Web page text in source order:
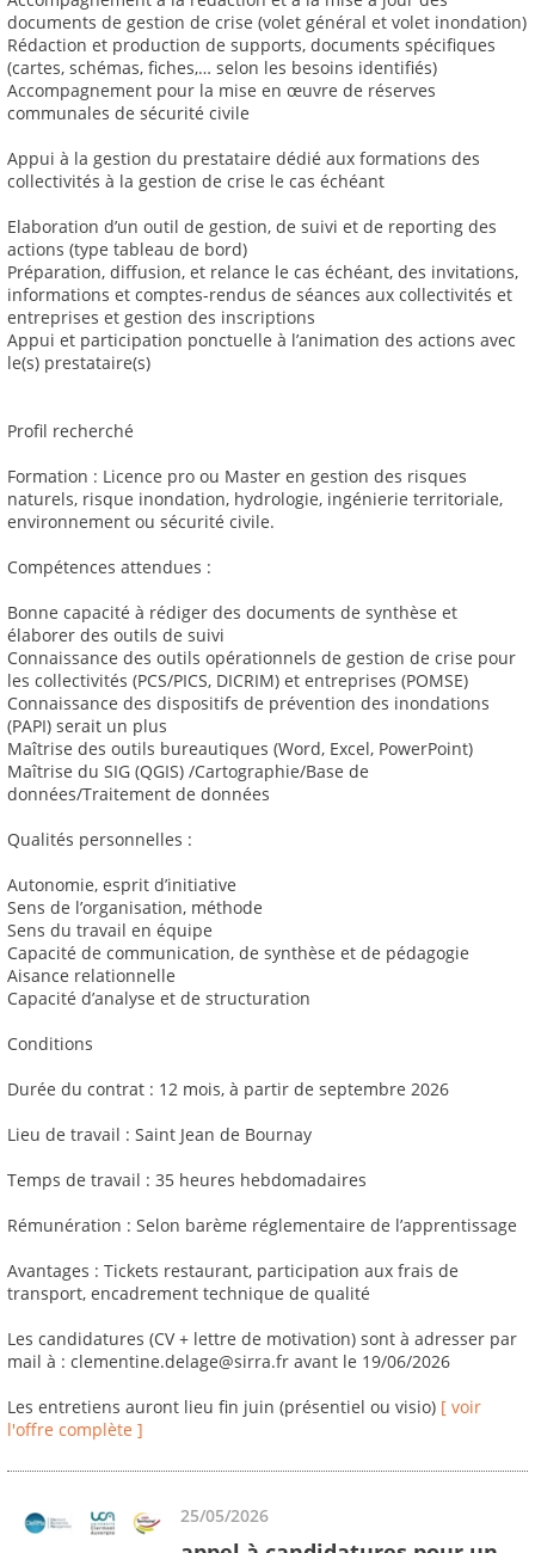
documents de gestion de crise (volet général et volet inondation)
Rédaction et production de supports, documents spécifiques
(cartes, schémas, fiches,… selon les besoins identifiés)
Accompagnement pour la mise en œuvre de réserves
communales de sécurité civile
Appui à la gestion du prestataire dédié aux formations des
collectivités à la gestion de crise le cas échéant
Elaboration d’un outil de gestion, de suivi et de reporting des
actions (type tableau de bord)
Préparation, diffusion, et relance le cas échéant, des invitations,
informations et comptes-rendus de séances aux collectivités et
entreprises et gestion des inscriptions
Appui et participation ponctuelle à l’animation des actions avec
le(s) prestataire(s)
Profil recherché
Formation : Licence pro ou Master en gestion des risques
naturels, risque inondation, hydrologie, ingénierie territoriale,
environnement ou sécurité civile.
Compétences attendues :
Bonne capacité à rédiger des documents de synthèse et
élaborer des outils de suivi
Connaissance des outils opérationnels de gestion de crise pour
les collectivités (PCS/PICS, DICRIM) et entreprises (POMSE)
Connaissance des dispositifs de prévention des inondations
(PAPI) serait un plus
Maîtrise des outils bureautiques (Word, Excel, PowerPoint)
Maîtrise du SIG (QGIS) /Cartographie/Base de
données/Traitement de données
Qualités personnelles :
Autonomie, esprit d’initiative
Sens de l’organisation, méthode
Sens du travail en équipe
Capacité de communication, de synthèse et de pédagogie
Aisance relationnelle
Capacité d’analyse et de structuration
Conditions
Durée du contrat : 12 mois, à partir de septembre 2026
Lieu de travail : Saint Jean de Bournay
Temps de travail : 35 heures hebdomadaires
Rémunération : Selon barème réglementaire de l’apprentissage
Avantages : Tickets restaurant, participation aux frais de
transport, encadrement technique de qualité
Les candidatures (CV + lettre de motivation) sont à adresser par
mail à : clementine.delage@sirra.fr avant le 19/06/2026
Les entretiens auront lieu fin juin (présentiel ou visio) [ voir
l'offre complète ]
25/05/2026